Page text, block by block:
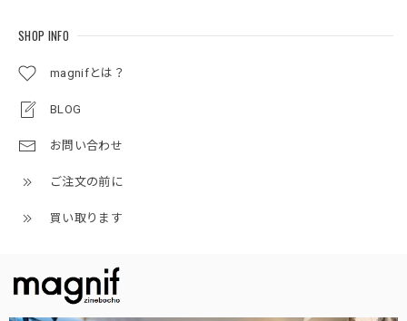
SHOP INFO
magnifとは？
BLOG
お問い合わせ
ご注文の前に
買い取ります